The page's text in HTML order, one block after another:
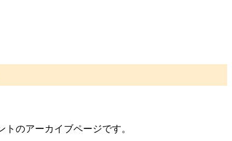
のアーカイブページです。